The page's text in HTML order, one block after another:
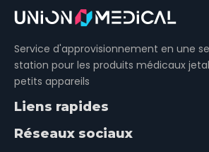
jetable
Service d'approvisionnement en une
station pour les produits médicaux
petits appareils
Liens rapides
Réseaux sociaux